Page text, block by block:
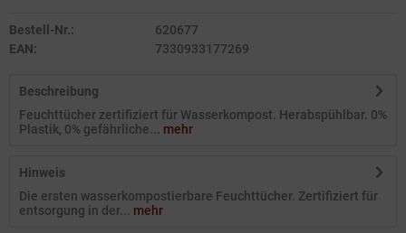
Bestell-Nr.:
620677
EAN:
7330933177269
Beschreibung
Feuchttücher zertifiziert für Wasserkompost. Herabspühlbar. 0%
Plastik, 0% gefährliche... mehr
Hinweis
Die ersten wasserkompostierbare Feuchttücher. Zertifiziert für
entsorgung in der... mehr